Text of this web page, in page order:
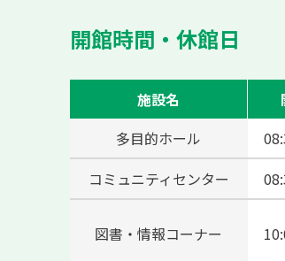
開館時間・休館日
施設名
多目的ホール
コミュニティセンター
図書・情報コーナー